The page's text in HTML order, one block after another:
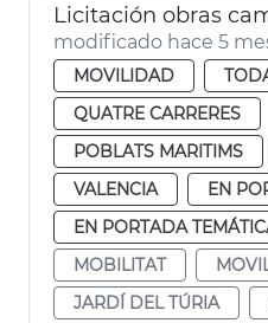
modificado hace 5
MOVILIDAD
QUATRE CARRERES
POBLATS MARITIMS
VALENCIA
EN
EN PORTADA
MOBILITAT
JARDÍ DEL TÚRIA